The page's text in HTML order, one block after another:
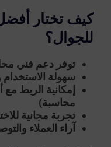
كيف تختار
للجوال؟
توفر دعم فني
سهولة
محاسبة)
تجربة مجانية
آراء العملاء